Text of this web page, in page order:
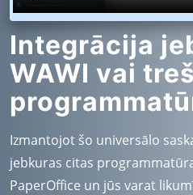
Integrācija
WAWI vai
Izmantojot šo universālo
jebkuras citas
PaperOffice un jūs varat